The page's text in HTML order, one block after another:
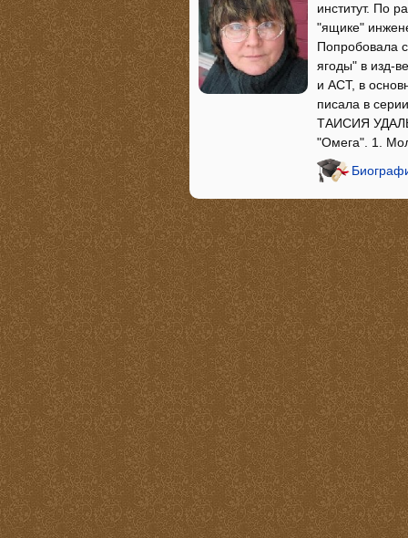
институт. По
"ящике"
Попробовала
ягоды" в изд-
и АСТ, в
писала в
ТАИСИЯ
"Омега". 1.